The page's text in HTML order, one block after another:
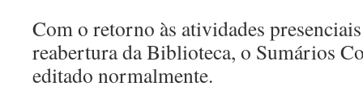
Com o retorno às atividades
reabertura da Biblioteca, o Sumários
editado normalmente.